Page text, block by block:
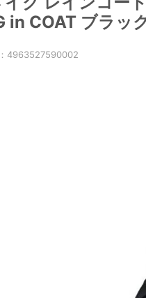
in COAT ブラッ
4963527590002